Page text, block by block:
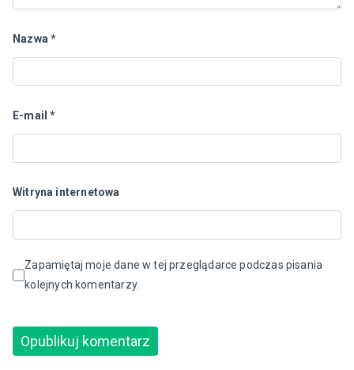
Nazwa*
E-mail*
Witryna internetowa
Zapamiętaj moje dane w tej przeglądarce podczas pisania
kolejnych komentarzy.